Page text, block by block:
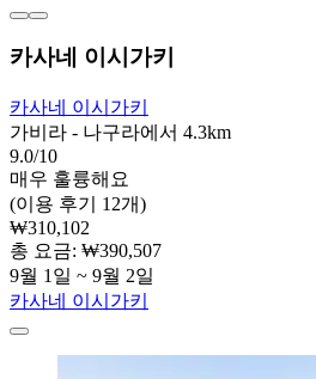
카사네 이시가키
카사네 이시가키
가비라 - 나구라에서 4.3km
9.0/10
매우 훌륭해요
(이용 후기 12개)
₩310,102
총 요금: ₩390,507
9월 1일 ~ 9월 2일
카사네 이시가키